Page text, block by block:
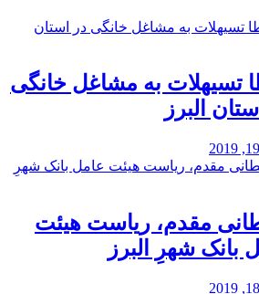
تسیهلات به مشاغل خانگی
البرز
مقدم، ریاست هیئت
بانک شهرِ البرز